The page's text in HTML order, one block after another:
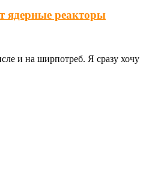
ядерные реакторы
и на ширпотреб. Я сразу хочу